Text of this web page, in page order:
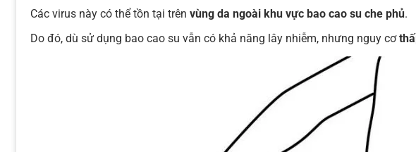
Các virus này có thể tồn tại trên vùng da ngoài khu vực bao cao su che phủ.
Do đó, dù sử dụng bao cao su vẫn có khả năng lây nhiễm, nhưng nguy cơ